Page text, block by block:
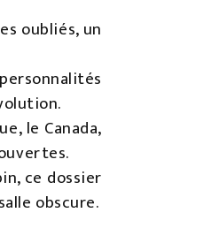
oubliés, un
le Canada,
ce dossier
obscure.